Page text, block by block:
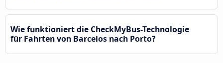
Wie funktioniert die CheckMyBus-Technologie
für Fahrten von Barcelos nach Porto?